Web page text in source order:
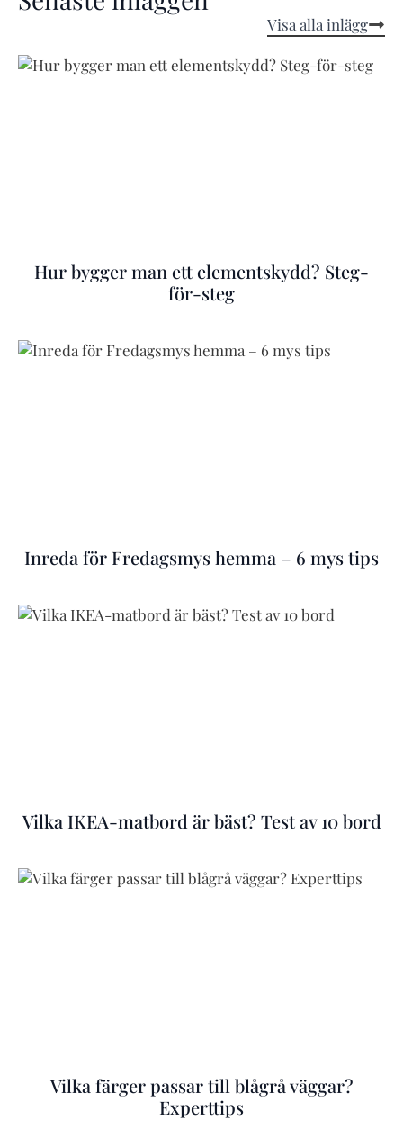
Visa alla inlägg
Hur bygger man ett elementskydd? Steg-
för-steg
Inreda för Fredagsmys hemma – 6 mys tips
Vilka IKEA-matbord är bäst? Test av 10 bord
Vilka färger passar till blågrå väggar?
Experttips